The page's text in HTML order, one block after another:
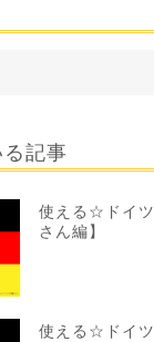
記事
使える☆ドイ
さん編】
使える☆ドイ